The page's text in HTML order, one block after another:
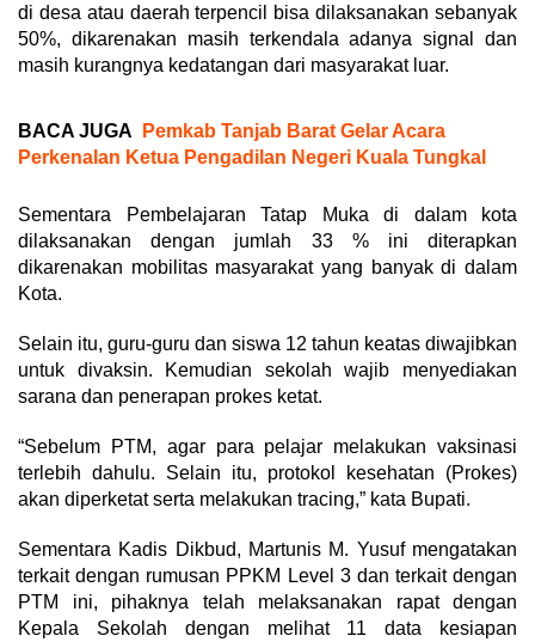
di desa atau daerah terpencil bisa dilaksanakan sebanyak
50%, dikarenakan masih terkendala adanya signal dan
masih kurangnya kedatangan dari masyarakat luar.
BACA JUGA
Pemkab Tanjab Barat Gelar Acara
Perkenalan Ketua Pengadilan Negeri Kuala Tungkal
Sementara Pembelajaran Tatap Muka di dalam kota
dilaksanakan dengan jumlah 33 % ini diterapkan
dikarenakan mobilitas masyarakat yang banyak di dalam
Kota.
Selain itu, guru-guru dan siswa 12 tahun keatas diwajibkan
untuk divaksin. Kemudian sekolah wajib menyediakan
sarana dan penerapan prokes ketat.
“Sebelum PTM, agar para pelajar melakukan vaksinasi
terlebih dahulu. Selain itu, protokol kesehatan (Prokes)
akan diperketat serta melakukan tracing,” kata Bupati.
Sementara Kadis Dikbud, Martunis M. Yusuf mengatakan
terkait dengan rumusan PPKM Level 3 dan terkait dengan
PTM ini, pihaknya telah melaksanakan rapat dengan
Kepala Sekolah dengan melihat 11 data kesiapan